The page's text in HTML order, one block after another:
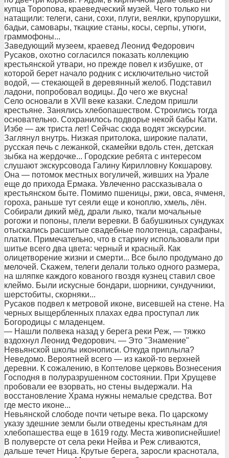
купца Торопова, краеведческий музей. Чего только ни
натащили: телеги, сани, сохи, плуги, веялки, крупорушки,
бадьи, самовары, ткацкие станы, косы, серпы, утюги,
граммофоны...
Заведующий музеем, краевед Леонид Федорович
Русаков, охотно согласился показать коллекцию
крестьянской утвари, но прежде повел к избушке, от
которой берет начало родник с исключительно чистой
водой, — стекающей в деревянный желоб. Подставил
ладони, попробовал водицы. До чего же вкусна!
Село основали в XVII веке казаки. Следом пришли
крестьяне. Занялись хлебопашеством. Строились тогда
основательно. Сохранилось подворье некой бабы Кати.
Избе — аж триста лет! Сейчас сюда водят экскурсии.
Заглянул внутрь. Низкая притолока, широкие палати,
русская печь с лежанкой, скамейки вдоль стен, детская
зыбка на жердочке... Городские ребята с интересом
слушают экскурсовода Галину Кирилловну Кокшарову.
Она — потомок местных вогуличей, живших на Урале
еще до прихода Ермака. Увлеченно рассказывала о
крестьянском быте. Помимо пшеницы, ржи, овса, ячменя,
гороха, раньше тут сеяли еще и коноплю, хмель, лён.
Собирали дикий мёд, драли лыко, ткали мочальные
рогожи и попоны, плели веревки. В бабушкиных сундуках
отыскались расшитые свадебные полотенца, сарафаны,
платки. Примечательно, что в старину использовали при
шитье всего два цвета: черный и красный. Как
олицетворение жизни и смерти... Все было продумано до
мелочей. Скажем, телеги делали только одного размера,
на шляпке каждого кованого гвоздя кузнец ставил свое
клеймо. Были искусные бондари, шорники, сундучники,
шерстобиты, скорняки...
Русаков подвел к метровой иконе, висевшей на стене. На
черных выщербленных плахах едва проступал лик
Богородицы с младенцем.
— Нашли полвека назад у берега реки Реж, — тяжко
вздохнул Леонид Федорович. — Это "Знамение"
Невьянской школы иконописи. Откуда приплыла?
Неведомо. Вероятней всего — из какой-то верхней
деревни. К сожалению, в Коптелове церковь Вознесения
Господня в полуразрушенном состоянии. При Хрущеве
пробовали ее взорвать, но стены выдержали. На
восстановление Храма нужны немалые средства. Вот
где место иконе...
Невьянской слободе почти четыре века. По царскому
указу здешние земли были отведены крестьянам для
хлебопашества еще в 1619 году. Места живописнейшие!
В полуверсте от села реки Нейва и Реж сливаются,
дальше течет Ница. Крутые берега, заросли краснотала,